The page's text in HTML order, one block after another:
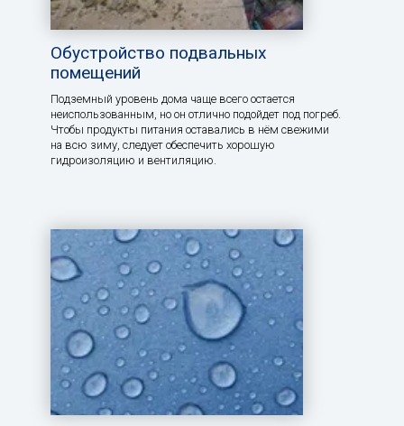
Обустройство подвальных
помещений
Подземный уровень дома чаще всего остается
неиспользованным, но он отлично подойдет под погреб.
Чтобы продукты питания оставались в нём свежими
на всю зиму, следует обеспечить хорошую
гидроизоляцию и вентиляцию.